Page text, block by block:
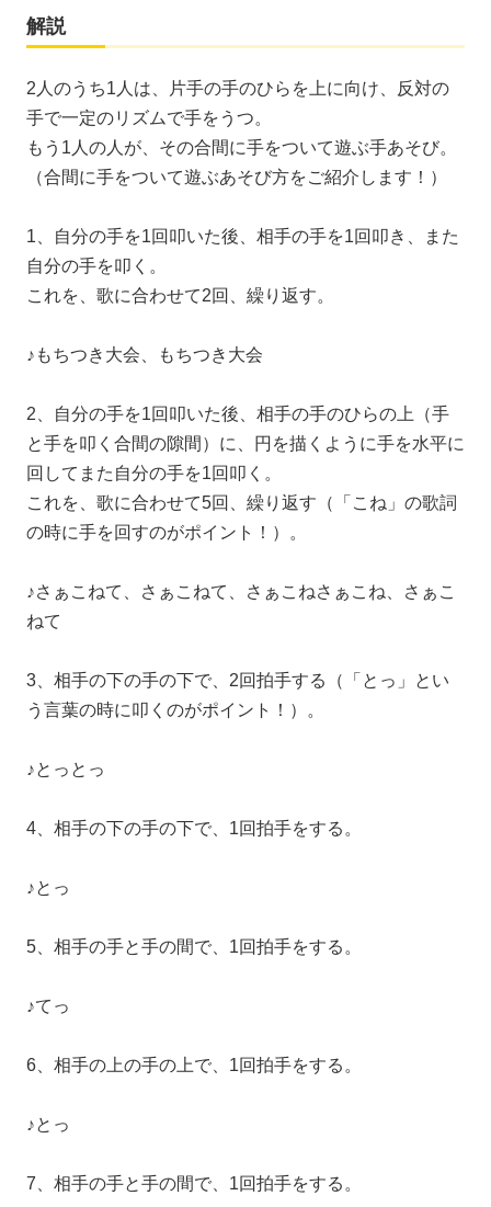
解説
2人のうち1人は、片手の手のひらを上に向け、反対の
手で一定のリズムで手をうつ。
もう1人の人が、その合間に手をついて遊ぶ手あそび。
（合間に手をついて遊ぶあそび方をご紹介します！）
1、自分の手を1回叩いた後、相手の手を1回叩き、また
自分の手を叩く。
これを、歌に合わせて2回、繰り返す。
♪もちつき大会、もちつき大会
2、自分の手を1回叩いた後、相手の手のひらの上（手
と手を叩く合間の隙間）に、円を描くように手を水平に
回してまた自分の手を1回叩く。
これを、歌に合わせて5回、繰り返す（「こね」の歌詞
の時に手を回すのがポイント！）。
♪さぁこねて、さぁこねて、さぁこねさぁこね、さぁこ
ねて
3、相手の下の手の下で、2回拍手する（「とっ」とい
う言葉の時に叩くのがポイント！）。
♪とっとっ
4、相手の下の手の下で、1回拍手をする。
♪とっ
5、相手の手と手の間で、1回拍手をする。
♪てっ
6、相手の上の手の上で、1回拍手をする。
♪とっ
7、相手の手と手の間で、1回拍手をする。